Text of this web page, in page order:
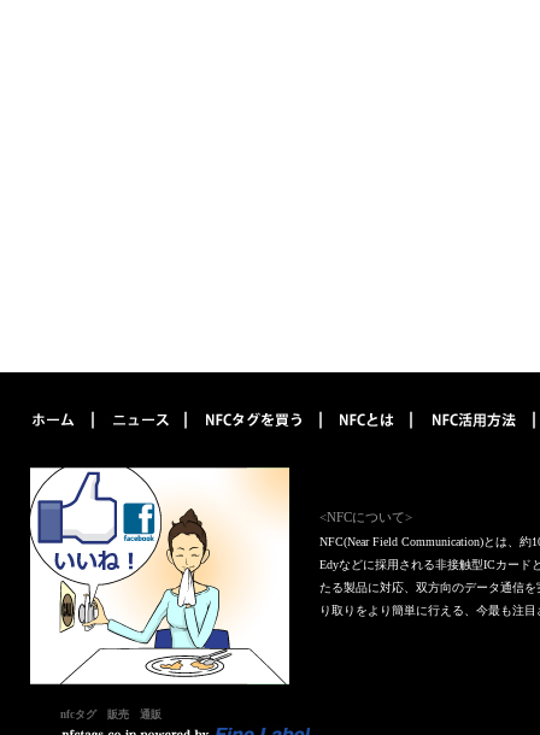
<NFCについて>
NFC(Near Field Communication)とは、
Edyなどに採用される非接触型ICカード
たる製品に対応、双方向のデータ通信
り取りをより簡単に行える、今最も注
nfcタグ 販売 通販